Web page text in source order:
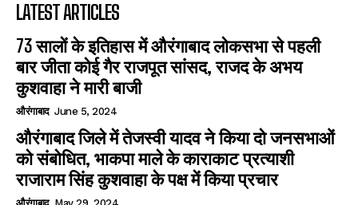
LATEST ARTICLES
73 सालों के इतिहास में औरंगाबाद लोकसभा से पहली
बार जीता कोई गैर राजपूत सांसद, राजद के अभय
कुशवाहा ने मारी बाजी
औरंगाबाद June 5, 2024
औरंगाबाद जिले में तेजस्वी यादव ने किया दो जनसभाओं
को संबोधित, भाकपा माले के काराकाट प्रत्याशी
राजाराम सिंह कुशवाहा के पक्ष में किया प्रचार